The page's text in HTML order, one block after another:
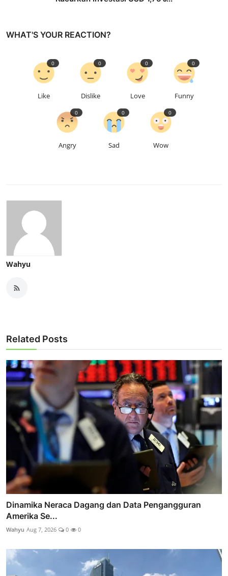
WHAT'S YOUR REACTION?
Like
0
Dislike
0
Love
0
Funny
0
Angry
0
Sad
0
Wow
0
Wahyu
Related Posts
Dinamika Neraca Dagang dan Data Pengangguran
Amerika Se...
Wahyu Aug 7, 2026 0 0